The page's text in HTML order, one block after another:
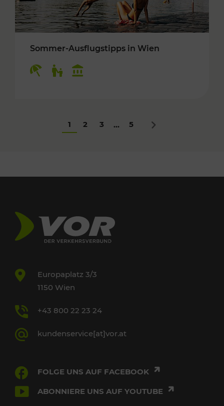
Sommer-Ausflugstipps in Wien
1 2 3 ... 5 Nächstes
Europaplatz 3/3
1150 Wien
+43 800 22 23 24
kundenservice[at]vor.at
FOLGE UNS AUF FACEBOOK
ABONNIERE UNS AUF YOUTUBE